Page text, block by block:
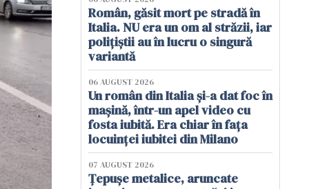
Român, găsit mort pe stradă în
Italia. NU era un om al străzii, iar
polițiștii au în lucru o singură
variantă
06 AUGUST 2026
Un român din Italia și-a dat foc în
mașină, într-un apel video cu
fosta iubită. Era chiar în fața
locuinței iubitei din Milano
07 AUGUST 2026
Țepușe metalice, aruncate